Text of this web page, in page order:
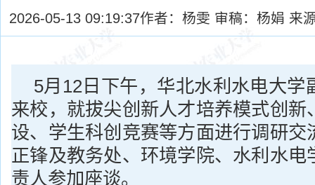
2026-05-13 09:19:37作者：杨雯 审稿：杨娟 来
5月12日下午，华北水利水电大学
来校，就拔尖创新人才培养模式创新
设、学生科创竞赛等方面进行调研交
正锋及教务处、环境学院、水利水电
责人参加座谈。